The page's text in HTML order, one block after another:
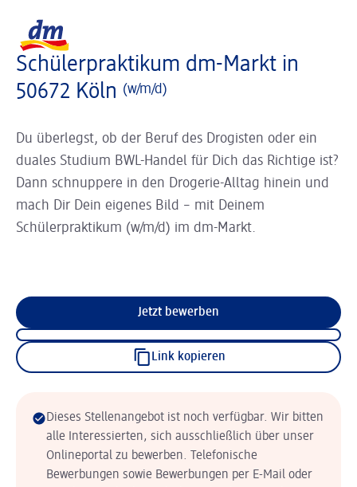
Schülerpraktikum dm-Markt in
50672 Köln (w/m/d)
Du überlegst, ob der Beruf des Drogisten oder ein
duales Studium BWL-Handel für Dich das Richtige ist?
Dann schnuppere in den Drogerie-Alltag hinein und
mach Dir Dein eigenes Bild – mit Deinem
Schülerpraktikum (w/m/d) im dm-Markt.
Jetzt bewerben
Link kopieren
Dieses Stellenangebot ist noch verfügbar. Wir bitten
alle Interessierten, sich ausschließlich über unser
Onlineportal zu bewerben. Telefonische
Bewerbungen sowie Bewerbungen per E-Mail oder